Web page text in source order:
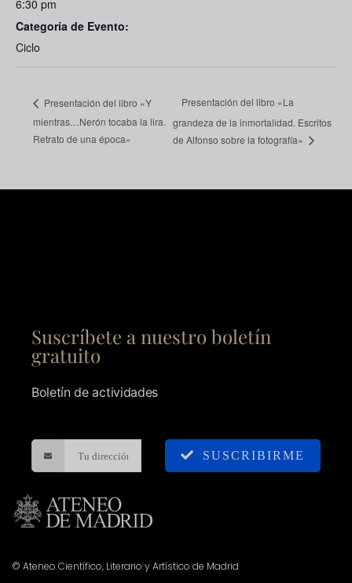
6:30 pm
Categoría de Evento:
Ciclo
Presentación del libro «Y
mientras…Nerón tocaba la lira.
Retrato de una época»
Presentación del libro «La
grandeza de la inmortalidad. Escritos
de Alfonso sobre la fotografía»
Suscríbete a nuestro boletín
gratuito
Boletín de actividades
SUSCRIBIRME
© Ateneo Científico, Literario y Artístico de Madrid